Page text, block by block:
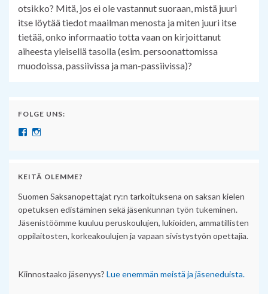
otsikko? Mitä, jos ei ole vastannut suoraan, mistä juuri
itse löytää tiedot maailman menosta ja miten juuri itse
tietää, onko informaatio totta vaan on kirjoittanut
aiheesta yleisellä tasolla (esim. persoonattomissa
muodoissa, passiivissa ja man-passiivissa)?
FOLGE UNS:
Näytä SuomenSaksanopettajat:n profiili Facebook palvelussa
KEITÄ OLEMME?
Suomen Saksanopettajat ry:n tarkoituksena on saksan kielen
opetuksen edistäminen sekä jäsenkunnan työn tukeminen.
Jäsenistöömme kuuluu peruskoulujen, lukioiden, ammatillisten
oppilaitosten, korkeakoulujen ja vapaan sivistystyön opettajia.
Kiinnostaako jäsenyys? Lue enemmän meistä ja jäseneduista.